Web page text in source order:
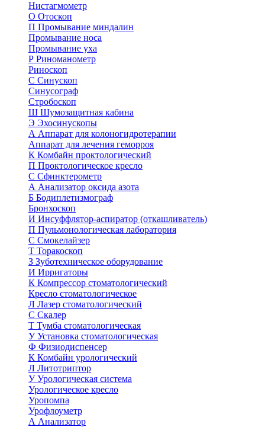
Нистагмометр
О Отоскоп
П Промывание миндалин
Промывание носа
Промывание уха
Р Риноманометр
Риноскоп
С Синускоп
Синусограф
Стробоскоп
Ш Шумозащитная кабина
Э Эхосинускопы
А Аппарат для колоногидротерапии
Аппарат для лечения геморроя
К Комбайн проктологический
П Проктологическое кресло
С Сфинктерометр
А Анализатор оксида азота
Б Бодиплетизмограф
Бронхоскоп
И Инсуффлятор-аспиратор (откашливатель)
П Пульмонологическая лаборатория
С Смокелайзер
Т Торакоскоп
З Зуботехническое оборудование
И Ирригаторы
К Компрессор стоматологический
Кресло стоматологическое
Л Лазер стоматологический
С Скалер
Т Тумба стоматологическая
УУстановка стоматологическая
Ф Физиодиспенсер
К Комбайн урологический
Л Литотриптор
УУрологическая система
Урологическое кресло
Уропомпа
Урофлоуметр
А Анализатор